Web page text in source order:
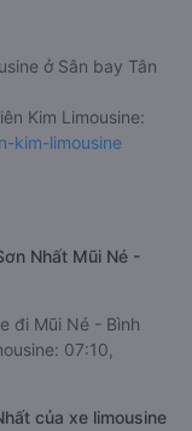
ở Sân bay Tân
Kim Limousine:
kim-limousine
Nhất Mũi Né -
đi Mũi Né - Bình
07:10,
của xe limousine